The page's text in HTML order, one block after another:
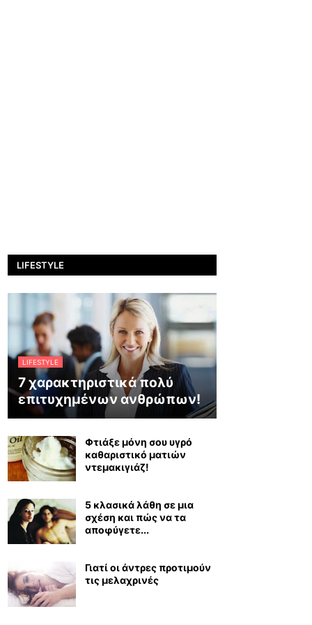
LIFESTYLE
LIFESTYLE
7 χαρακτηριστικά πολύ
επιτυχημένων ανθρώπων!
Φτιάξε μόνη σου υγρό
καθαριστικό ματιών
ντεμακιγιάζ!
5 κλασικά λάθη σε μια
σχέση και πώς να τα
αποφύγετε...
Γιατί οι άντρες προτιμούν
τις μελαχρινές